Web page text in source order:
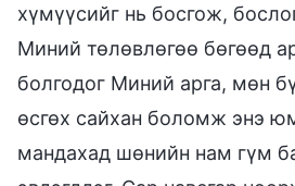
хүмүүсийг нь босгож,
Миний төлөвлөгөө бөгөөд
болгодог Миний арга, мөн
өсгөх сайхан боломж энэ
мандахад шөнийн нам гүм